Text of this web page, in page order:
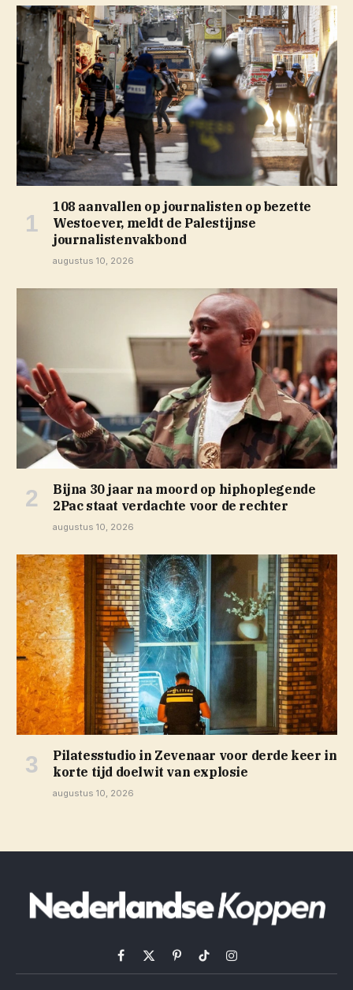
108 aanvallen op journalisten op bezette
Westoever, meldt de Palestijnse
journalistenvakbond
augustus 10, 2026
Bijna 30 jaar na moord op hiphoplegende
2Pac staat verdachte voor de rechter
augustus 10, 2026
Pilatesstudio in Zevenaar voor derde keer in
korte tijd doelwit van explosie
augustus 10, 2026
Facebook
X
PinterestTikTokInstagram